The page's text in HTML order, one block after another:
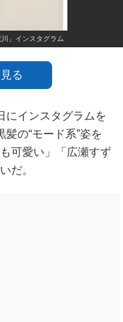
」インスタグラム
る
インスタグラムを
の“モード系”姿を
可愛い」「広瀬すず
だ。